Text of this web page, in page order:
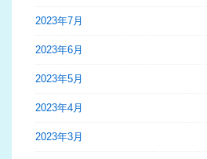
2023年7月
2023年6月
2023年5月
2023年4月
2023年3月